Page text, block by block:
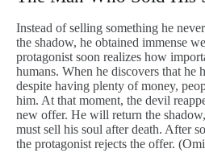
Instead of selling something he
the shadow, he obtained immense
protagonist soon realizes how
humans. When he discovers that he
despite having plenty of money,
him. At that moment, the devil
new offer. He will return the
must sell his soul after death. After
the protagonist rejects the offer.